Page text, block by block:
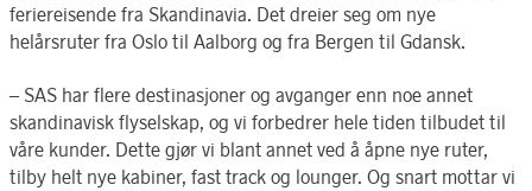
feriereisende fra Skandinavia. Det dreier seg om nye
helårsruter fra Oslo til Aalborg og fra Bergen til Gdansk.
– SAS har flere destinasjoner og avganger enn noe annet
skandinavisk flyselskap, og vi forbedrer hele tiden tilbudet til
våre kunder. Dette gjør vi blant annet ved å åpne nye ruter,
tilby helt nye kabiner, fast track og lounger. Og snart mottar vi